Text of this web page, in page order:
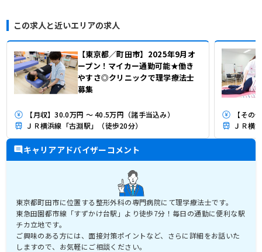
この求人と近いエリアの求人
【東京都／町田市】2025年9月オ
ープン！マイカー通勤可能★働き
やすさ◎クリニックで理学療法士
募集
【月収】30.0万円 ～ 40.5万円（諸手当込み）
ＪＲ横浜線「古淵駅」（徒歩20分）
【その
ＪＲ横
キャリアアドバイザーコメント
東京都町田市に位置する整形外科の専門病院にて理学療法士です。
東急田園都市線「すずかけ台駅」より徒歩7分！毎日の通勤に便利な駅
チカ立地です。
ご興味のある方には、面接対策ポイントなど、さらに詳細をお話いた
しますので、お気軽にご相談ください。